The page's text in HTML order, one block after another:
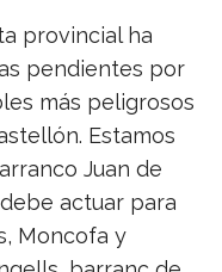
provincial ha
pendientes por
más peligrosos
Estamos
Juan de
actuar para
Moncofa y